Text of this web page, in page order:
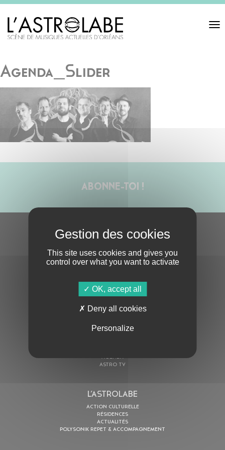
Toggle
Agenda_Slider
ABONNE-TOI !
S'ABONNER À LA NEWSLETTER
En cochant cette case, j’accepte la Politique de confidentialité
AGENDA
ASTRO TV
L’ASTROLABE
ACTION CULTURELLE
RÉSIDENCES
ACTUALITÉS
POLYSONIK REPET & ACCOMPAGNEMENT
This site uses cookies and gives you
control over what you want to activate
OK, accept all
Deny all cookies
Personalize